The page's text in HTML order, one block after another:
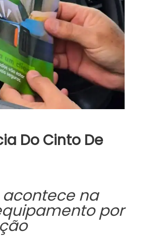
Do Cinto De
acontece na
por